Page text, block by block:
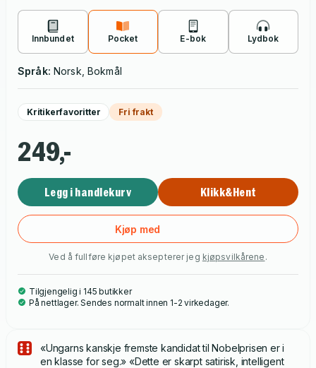
Innbundet Pocket E-bok Lydbok
Språk: Norsk, Bokmål
Kritikerfavoritter Fri frakt
249,-
Legg i handlekurv Klikk&Hent
Kjøp med
Ved å fullføre kjøpet aksepterer jeg kjøpsvilkårene .
Tilgjengelig i 145 butikker
På nettlager. Sendes normalt innen 1-2 virkedager.
«Ungarns kanskje fremste kandidat til Nobelprisen er i
en klasse for seg.» «Dette er skarpt satirisk, intelligent